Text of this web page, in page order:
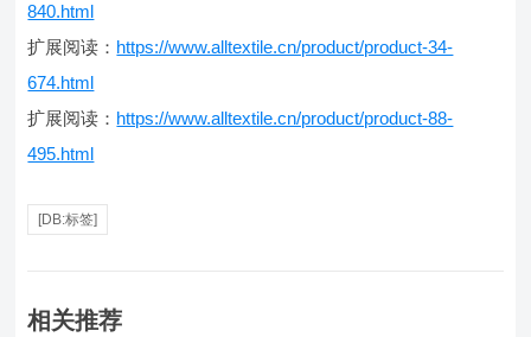
840.html
扩展阅读： https://www.alltextile.cn/product/product-34-
674.html
扩展阅读： https://www.alltextile.cn/product/product-88-
495.html
[DB:标签]
相关推荐